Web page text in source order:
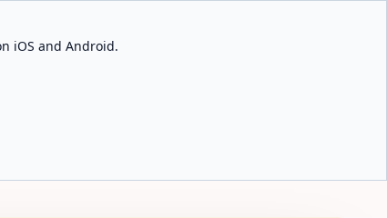
iOS and Android.